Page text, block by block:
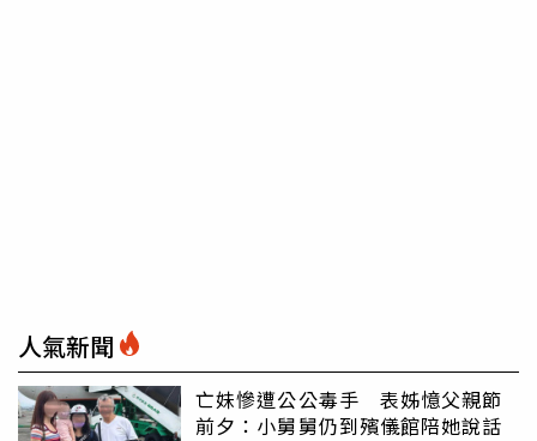
人氣新聞
亡妹慘遭公公毒手 表姊憶父親節
前夕：小舅舅仍到殯儀館陪她說話